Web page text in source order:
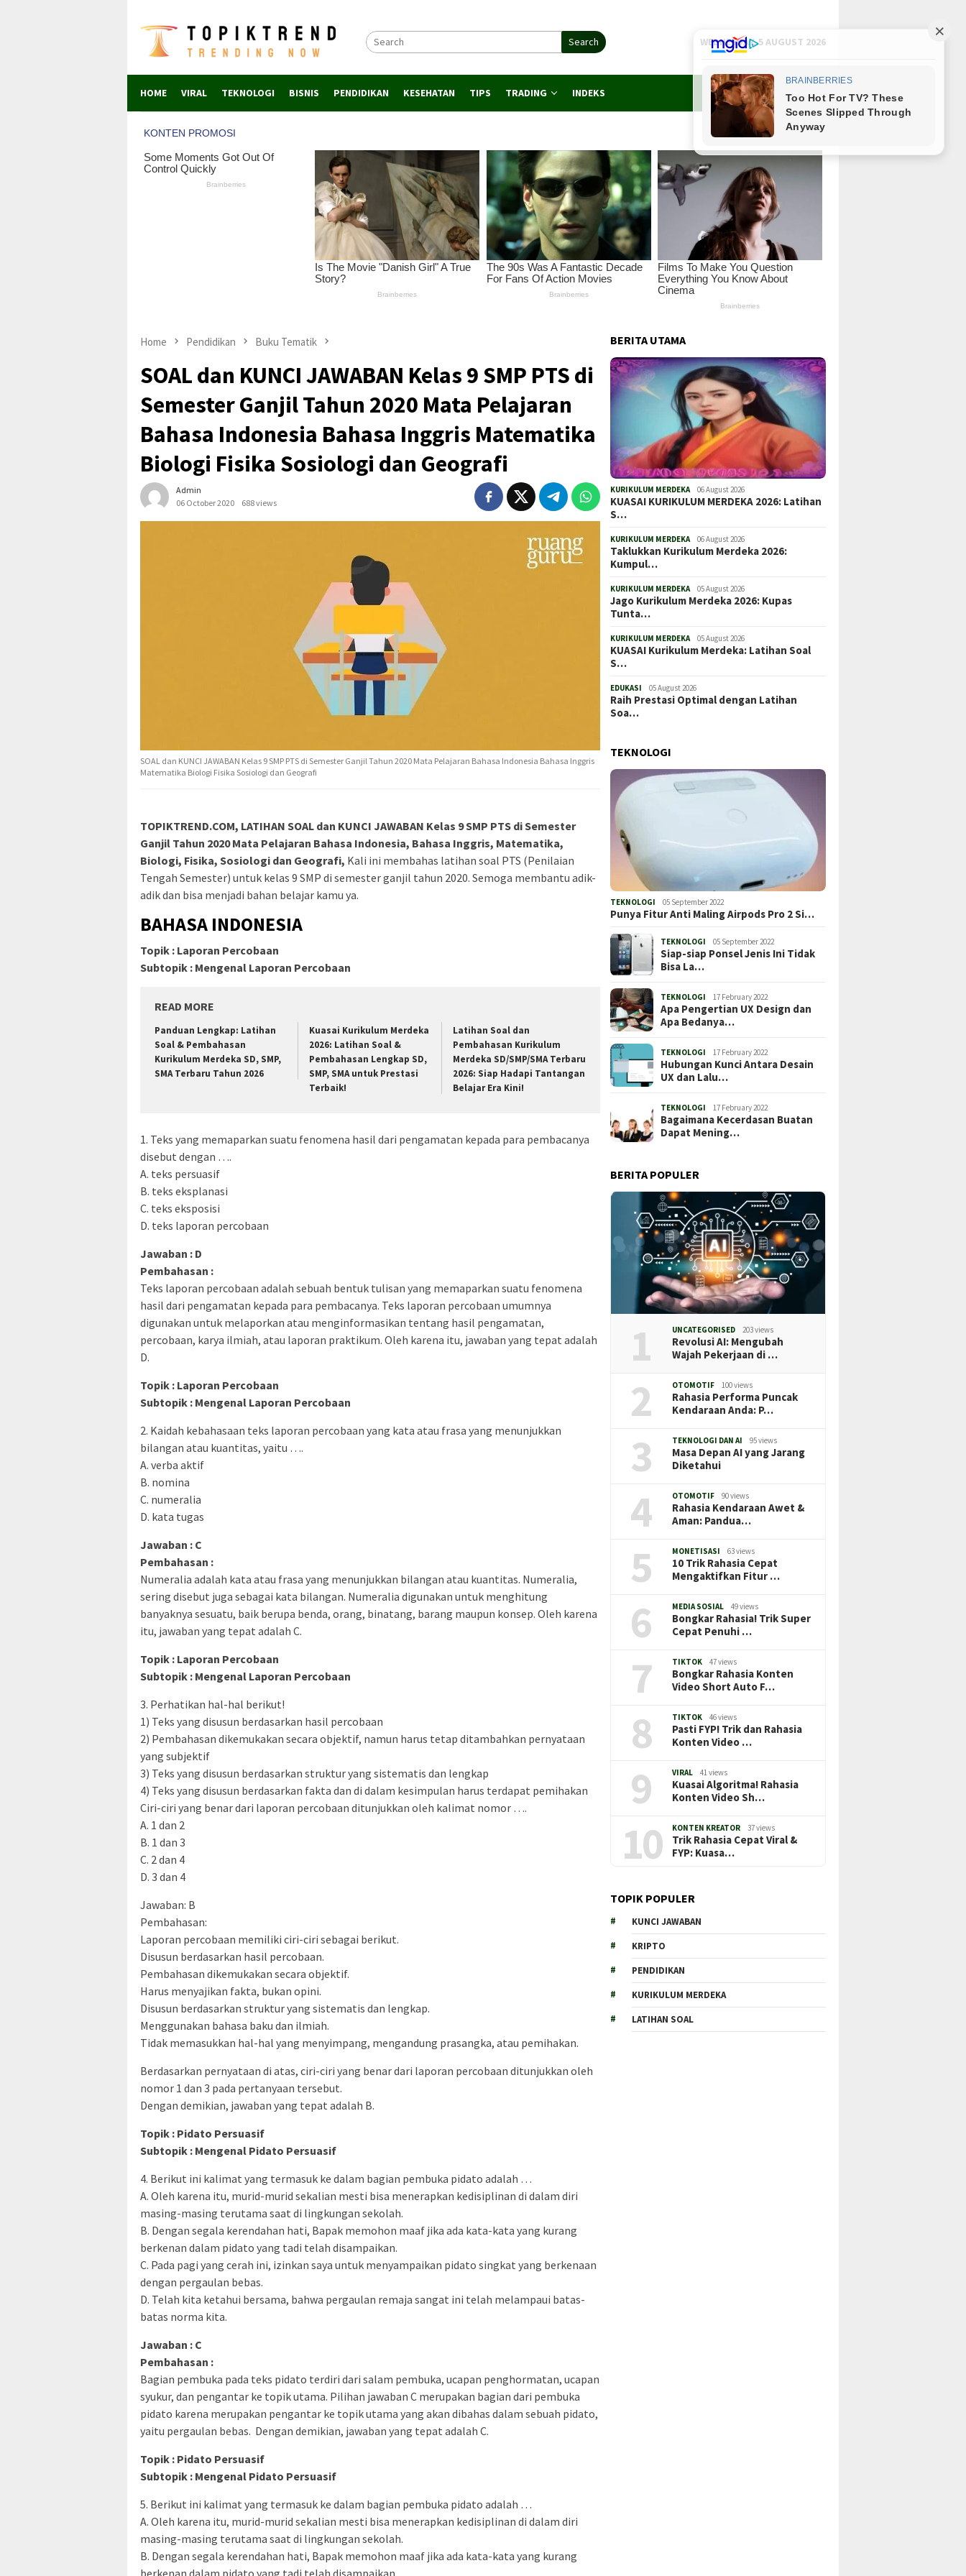
content
Search WEDNESDAY, 5 AUGUST 2026
HOME VIRAL TEKNOLOGI BISNIS PENDIDIKAN KESEHATAN TIPS TRADING INDEKS
Home Pendidikan Buku Tematik
SOAL dan KUNCI JAWABAN Kelas 9 SMP PTS di
Semester Ganjil Tahun 2020 Mata Pelajaran
Bahasa Indonesia Bahasa Inggris Matematika
Biologi Fisika Sosiologi dan Geografi
Admin
06 October 2020
688 views
SOAL dan KUNCI JAWABAN Kelas 9 SMP PTS di Semester Ganjil Tahun 2020 Mata Pelajaran Bahasa Indonesia Bahasa Inggris
Matematika Biologi Fisika Sosiologi dan Geografi
TOPIKTREND.COM, LATIHAN SOAL dan KUNCI JAWABAN Kelas 9 SMP PTS di Semester
Ganjil Tahun 2020 Mata Pelajaran Bahasa Indonesia, Bahasa Inggris, Matematika,
Biologi, Fisika, Sosiologi dan Geografi, Kali ini membahas latihan soal PTS (Penilaian
Tengah Semester) untuk kelas 9 SMP di semester ganjil tahun 2020. Semoga membantu adik-
adik dan bisa menjadi bahan belajar kamu ya.
BAHASA INDONESIA
Topik : Laporan Percobaan
Subtopik : Mengenal Laporan Percobaan
READ MORE
Panduan Lengkap: Latihan
Soal & Pembahasan
Kurikulum Merdeka SD, SMP,
SMA Terbaru Tahun 2026
Kuasai Kurikulum Merdeka
2026: Latihan Soal &
Pembahasan Lengkap SD,
SMP, SMA untuk Prestasi
Terbaik!
Latihan Soal dan
Pembahasan Kurikulum
Merdeka SD/SMP/SMA Terbaru
2026: Siap Hadapi Tantangan
Belajar Era Kini!
1. Teks yang memaparkan suatu fenomena hasil dari pengamatan kepada para pembacanya
disebut dengan ….
A. teks persuasif
B. teks eksplanasi
C. teks eksposisi
D. teks laporan percobaan
Jawaban : D
Pembahasan :
Teks laporan percobaan adalah sebuah bentuk tulisan yang memaparkan suatu fenomena
hasil dari pengamatan kepada para pembacanya. Teks laporan percobaan umumnya
digunakan untuk melaporkan atau menginformasikan tentang hasil pengamatan,
percobaan, karya ilmiah, atau laporan praktikum. Oleh karena itu, jawaban yang tepat adalah
D.
Topik : Laporan Percobaan
Subtopik : Mengenal Laporan Percobaan
2. Kaidah kebahasaan teks laporan percobaan yang kata atau frasa yang menunjukkan
bilangan atau kuantitas, yaitu ….
A. verba aktif
B. nomina
C. numeralia
D. kata tugas
Jawaban : C
Pembahasan :
Numeralia adalah kata atau frasa yang menunjukkan bilangan atau kuantitas. Numeralia,
sering disebut juga sebagai kata bilangan. Numeralia digunakan untuk menghitung
banyaknya sesuatu, baik berupa benda, orang, binatang, barang maupun konsep. Oleh karena
itu, jawaban yang tepat adalah C.
Topik : Laporan Percobaan
Subtopik : Mengenal Laporan Percobaan
3. Perhatikan hal-hal berikut!
1) Teks yang disusun berdasarkan hasil percobaan
2) Pembahasan dikemukakan secara objektif, namun harus tetap ditambahkan pernyataan
yang subjektif
3) Teks yang disusun berdasarkan struktur yang sistematis dan lengkap
4) Teks yang disusun berdasarkan fakta dan di dalam kesimpulan harus terdapat pemihakan
Ciri-ciri yang benar dari laporan percobaan ditunjukkan oleh kalimat nomor ….
A. 1 dan 2
B. 1 dan 3
C. 2 dan 4
D. 3 dan 4
Jawaban: B
Pembahasan:
Laporan percobaan memiliki ciri-ciri sebagai berikut.
Disusun berdasarkan hasil percobaan.
Pembahasan dikemukakan secara objektif.
Harus menyajikan fakta, bukan opini.
Disusun berdasarkan struktur yang sistematis dan lengkap.
Menggunakan bahasa baku dan ilmiah.
Tidak memasukkan hal-hal yang menyimpang, mengandung prasangka, atau pemihakan.
Berdasarkan pernyataan di atas, ciri-ciri yang benar dari laporan percobaan ditunjukkan oleh
nomor 1 dan 3 pada pertanyaan tersebut.
Dengan demikian, jawaban yang tepat adalah B.
Topik : Pidato Persuasif
Subtopik : Mengenal Pidato Persuasif
4. Berikut ini kalimat yang termasuk ke dalam bagian pembuka pidato adalah …
A. Oleh karena itu, murid-murid sekalian mesti bisa menerapkan kedisiplinan di dalam diri
masing-masing terutama saat di lingkungan sekolah.
B. Dengan segala kerendahan hati, Bapak memohon maaf jika ada kata-kata yang kurang
berkenan dalam pidato yang tadi telah disampaikan.
C. Pada pagi yang cerah ini, izinkan saya untuk menyampaikan pidato singkat yang berkenaan
dengan pergaulan bebas.
D. Telah kita ketahui bersama, bahwa pergaulan remaja sangat ini telah melampaui batas-
batas norma kita.
Jawaban : C
Pembahasan :
Bagian pembuka pada teks pidato terdiri dari salam pembuka, ucapan penghormatan, ucapan
syukur, dan pengantar ke topik utama. Pilihan jawaban C merupakan bagian dari pembuka
pidato karena merupakan pengantar ke topik utama yang akan dibahas dalam sebuah pidato,
yaitu pergaulan bebas. Dengan demikian, jawaban yang tepat adalah C.
Topik : Pidato Persuasif
Subtopik : Mengenal Pidato Persuasif
5. Berikut ini kalimat yang termasuk ke dalam bagian pembuka pidato adalah …
A. Oleh karena itu, murid-murid sekalian mesti bisa menerapkan kedisiplinan di dalam diri
masing-masing terutama saat di lingkungan sekolah.
B. Dengan segala kerendahan hati, Bapak memohon maaf jika ada kata-kata yang kurang
berkenan dalam pidato yang tadi telah disampaikan.
BERITA UTAMA
KURIKULUM MERDEKA 06 August 2026
KUASAI KURIKULUM MERDEKA 2026: Latihan
S…
KURIKULUM MERDEKA 06 August 2026
Taklukkan Kurikulum Merdeka 2026:
Kumpul…
KURIKULUM MERDEKA 05 August 2026
Jago Kurikulum Merdeka 2026: Kupas
Tunta…
KURIKULUM MERDEKA 05 August 2026
KUASAI Kurikulum Merdeka: Latihan Soal
S…
EDUKASI 05 August 2026
Raih Prestasi Optimal dengan Latihan
Soa…
TEKNOLOGI
TEKNOLOGI 05 September 2022
Punya Fitur Anti Maling Airpods Pro 2 Si…
TEKNOLOGI 05 September 2022
Siap-siap Ponsel Jenis Ini Tidak
Bisa La…
TEKNOLOGI 17 February 2022
Apa Pengertian UX Design dan
Apa Bedanya…
TEKNOLOGI 17 February 2022
Hubungan Kunci Antara Desain
UX dan Lalu…
TEKNOLOGI 17 February 2022
Bagaimana Kecerdasan Buatan
Dapat Mening…
BERITA POPULER
1 UNCATEGORISED 203 views
Revolusi AI: Mengubah
Wajah Pekerjaan di …
2 OTOMOTIF 100 views
Rahasia Performa Puncak
Kendaraan Anda: P…
3 TEKNOLOGI DAN AI 95 views
Masa Depan AI yang Jarang
Diketahui
4 OTOMOTIF 90 views
Rahasia Kendaraan Awet &
Aman: Pandua…
5 MONETISASI 63 views
10 Trik Rahasia Cepat
Mengaktifkan Fitur …
6 MEDIA SOSIAL 49 views
Bongkar Rahasia! Trik Super
Cepat Penuhi …
7 TIKTOK 47 views
Bongkar Rahasia Konten
Video Short Auto F…
8 TIKTOK 46 views
Pasti FYP! Trik dan Rahasia
Konten Video …
9 VIRAL 41 views
Kuasai Algoritma! Rahasia
Konten Video Sh…
10 KONTEN KREATOR 37 views
Trik Rahasia Cepat Viral &
FYP: Kuasa…
TOPIK POPULER
KUNCI JAWABAN
KRIPTO
PENDIDIKAN
KURIKULUM MERDEKA
LATIHAN SOAL